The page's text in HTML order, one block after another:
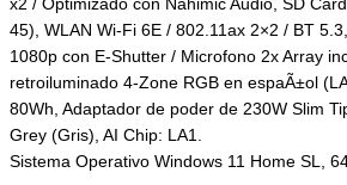
x2 / Optimizado con Nahimic Audio, SD
45), WLAN Wi-Fi 6E / 802.11ax 2×2 / BT
1080p con E-Shutter / Microfono 2x Array
retroiluminado 4-Zone RGB en espaÃ±ol
80Wh, Adaptador de poder de 230W Slim
Grey (Gris), AI Chip: LA1.
Sistema Operativo Windows 11 Home SL,